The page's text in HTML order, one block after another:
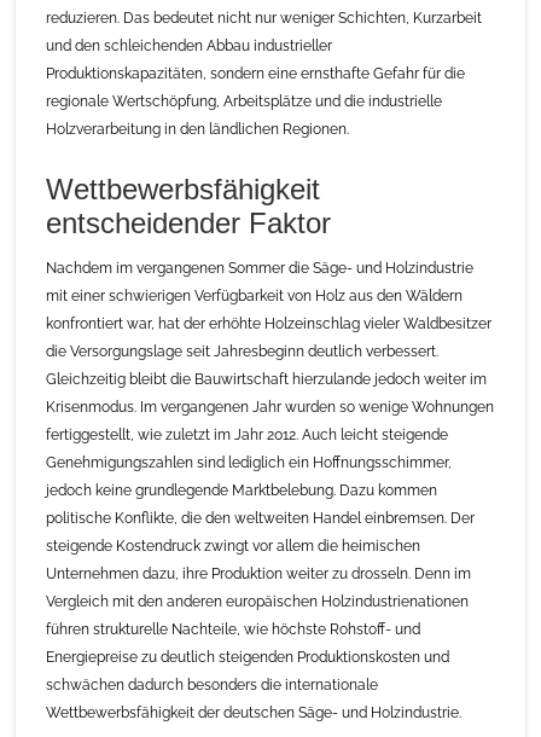
reduzieren. Das bedeutet nicht nur weniger Schichten, Kurzarbeit
und den schleichenden Abbau industrieller
Produktionskapazitäten, sondern eine ernsthafte Gefahr für die
regionale Wertschöpfung, Arbeitsplätze und die industrielle
Holzverarbeitung in den ländlichen Regionen.
Wettbewerbsfähigkeit
entscheidender Faktor
Nachdem im vergangenen Sommer die Säge- und Holzindustrie
mit einer schwierigen Verfügbarkeit von Holz aus den Wäldern
konfrontiert war, hat der erhöhte Holzeinschlag vieler Waldbesitzer
die Versorgungslage seit Jahresbeginn deutlich verbessert.
Gleichzeitig bleibt die Bauwirtschaft hierzulande jedoch weiter im
Krisenmodus. Im vergangenen Jahr wurden so wenige Wohnungen
fertiggestellt, wie zuletzt im Jahr 2012. Auch leicht steigende
Genehmigungszahlen sind lediglich ein Hoffnungsschimmer,
jedoch keine grundlegende Marktbelebung. Dazu kommen
politische Konflikte, die den weltweiten Handel einbremsen. Der
steigende Kostendruck zwingt vor allem die heimischen
Unternehmen dazu, ihre Produktion weiter zu drosseln. Denn im
Vergleich mit den anderen europäischen Holzindustrienationen
führen strukturelle Nachteile, wie höchste Rohstoff- und
Energiepreise zu deutlich steigenden Produktionskosten und
schwächen dadurch besonders die internationale
Wettbewerbsfähigkeit der deutschen Säge- und Holzindustrie.